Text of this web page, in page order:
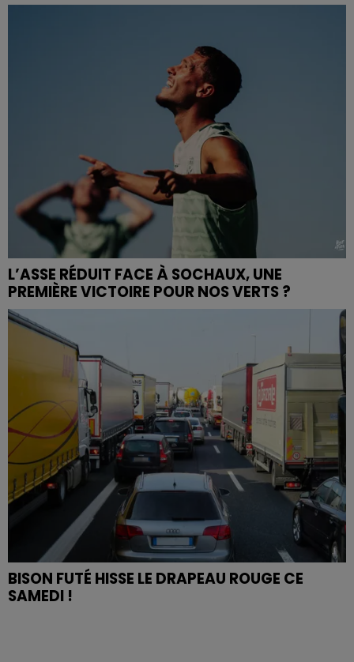
L’ASSE RÉDUIT FACE À SOCHAUX, UNE
PREMIÈRE VICTOIRE POUR NOS VERTS ?
BISON FUTÉ HISSE LE DRAPEAU ROUGE CE
SAMEDI !